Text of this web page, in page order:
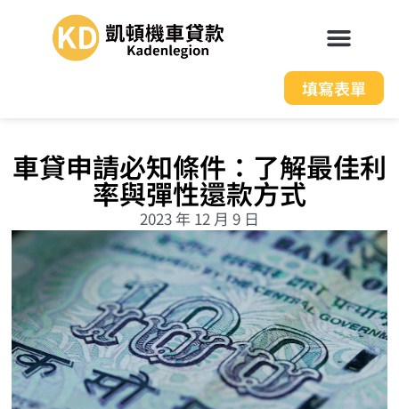
填寫表單
車貸申請必知條件：了解最佳利
率與彈性還款方式
2023 年 12 月 9 日